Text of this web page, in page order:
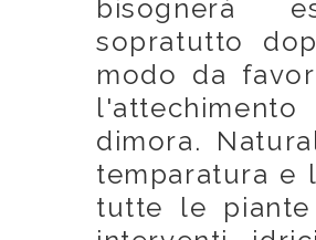
bisognerà
sopratutto
modo da
dimora.
temparatura e
tutte le piante